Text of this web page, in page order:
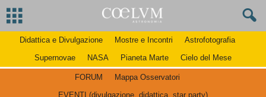
Didattica e Divulgazione Mostre e Incontri
Astrofotografia
Supernovae
NASA Pianeta Marte Cielo del Mese
FORUM
Mappa Osservatori
EVENTI (divulgazione, didattica, star party)